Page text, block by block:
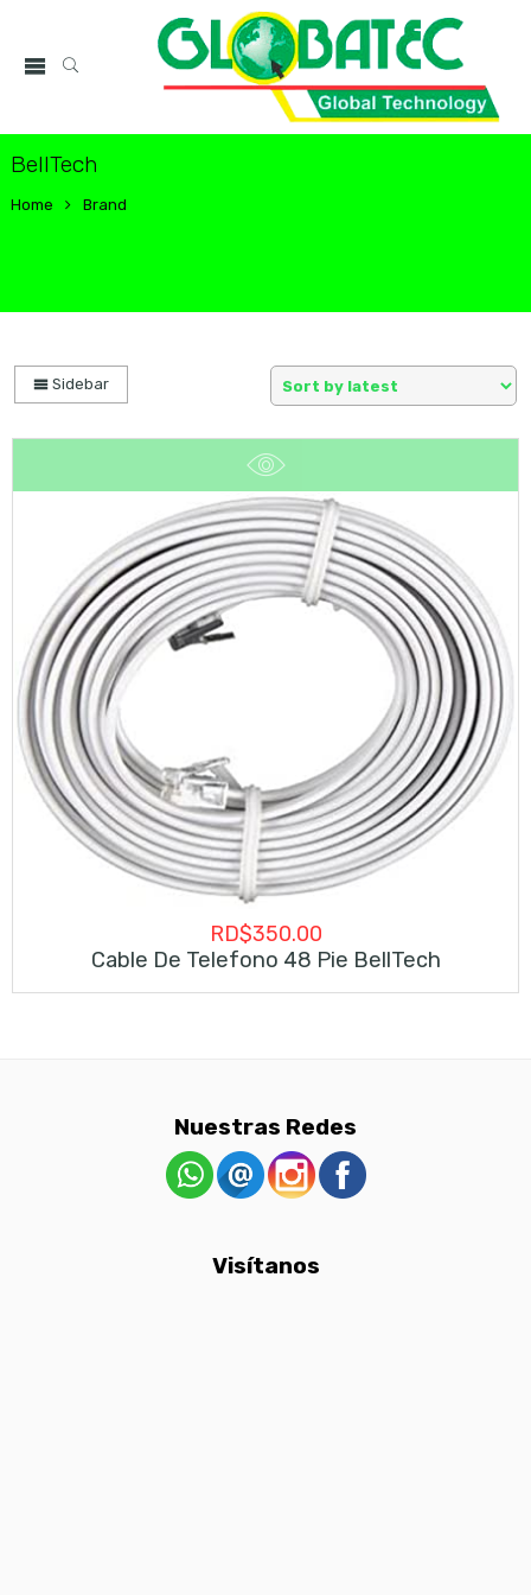
BellTech
Home Brand
Sidebar
RD$350.00
Cable De Telefono 48 Pie BellTech
Nuestras Redes
Visítanos